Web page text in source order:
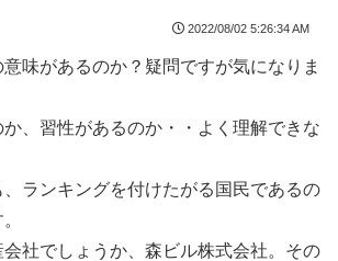
2022/08/02 5:26:34 AM
味があるのか？疑問ですが気になりま
か、習性があるのか・・よく理解できな
ランキングを付けたがる国民であるの
社でしょうか、森ビル株式会社。その